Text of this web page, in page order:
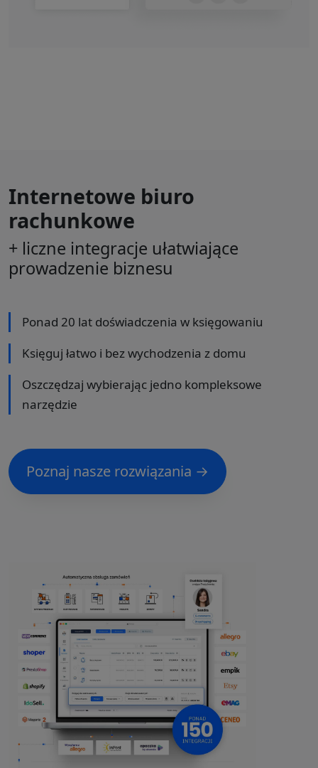
Internetowe biuro
rachunkowe
+ liczne integracje ułatwiające
prowadzenie biznesu
Ponad 20 lat doświadczenia w księgowaniu
Księguj łatwo i bez wychodzenia z domu
Oszczędzaj wybierając jedno kompleksowe
narzędzie
Poznaj nasze rozwiązania →